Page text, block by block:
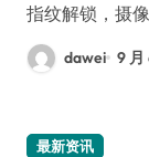
指纹解锁，
dawei 9 月
最新资讯